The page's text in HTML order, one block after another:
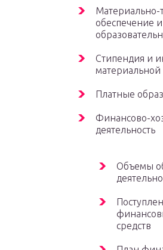
Материально-
обеспечение
Стипендия и
Платные
Финансово-
деятельность
Объемы
средств